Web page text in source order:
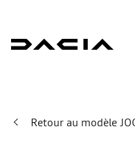
Retour au modèle